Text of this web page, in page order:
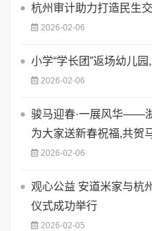
杭州审计助力打造民生
2026-02-06
小学“学长团”返场幼儿
2026-02-06
骏马迎春·一展风华——
为大家送新春祝福,共贺
2026-02-06
观心公益 安道米家与杭
仪式成功举行
2026-02-05